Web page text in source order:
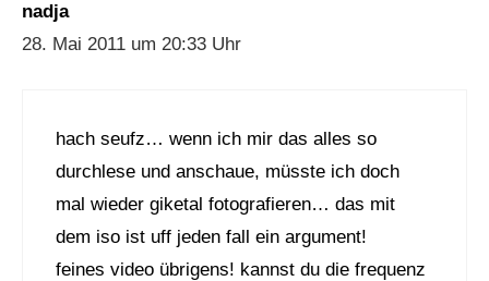
nadja
28. Mai 2011 um 20:33 Uhr
hach seufz… wenn ich mir das alles so
durchlese und anschaue, müsste ich doch
mal wieder giketal fotografieren… das mit
dem iso ist uff jeden fall ein argument!
feines video übrigens! kannst du die frequenz